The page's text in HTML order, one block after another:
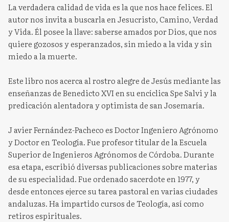
La verdadera calidad de vida es la que nos hace felices. El
autor nos invita a buscarla en Jesucristo, Camino, Verdad
y Vida. Él posee la llave: saberse amados por Dios, que nos
quiere gozosos y esperanzados, sin miedo a la vida y sin
miedo a la muerte.
Este libro nos acerca al rostro alegre de Jesús mediante las
enseñanzas de Benedicto XVI en su encíclica Spe Salvi y la
predicación alentadora y optimista de san Josemaría.
J avier Fernández-Pacheco es Doctor Ingeniero Agrónomo
y Doctor en Teología. Fue profesor titular de la Escuela
Superior de Ingenieros Agrónomos de Córdoba. Durante
esa etapa, escribió diversas publicaciones sobre materias
de su especialidad. Fue ordenado sacerdote en 1977, y
desde entonces ejerce su tarea pastoral en varias ciudades
andaluzas. Ha impartido cursos de Teología, así como
retiros espirituales.